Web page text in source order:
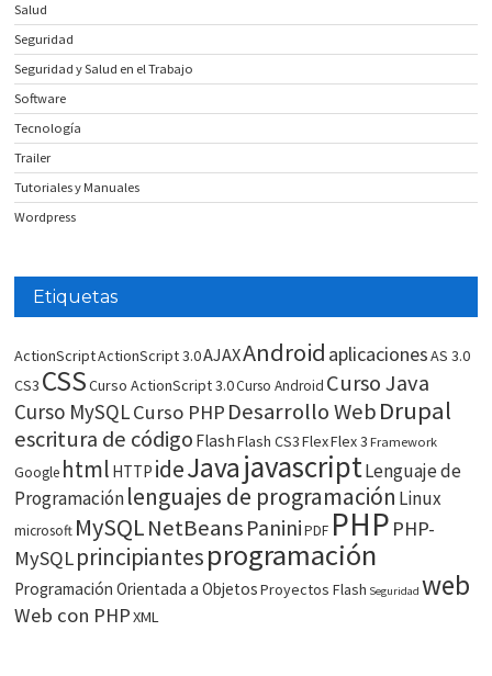
Salud
Seguridad
Seguridad y Salud en el Trabajo
Software
Tecnología
Trailer
Tutoriales y Manuales
Wordpress
Etiquetas
ActionScriptActionScript 3.0AJAXAndroid aplicacionesAS 3.0
CS3 CSSCurso ActionScript 3.0Curso Android Curso Java
Curso MySQLCurso PHP Desarrollo WebDrupal
escritura de código FlashFlash CS3FlexFlex 3 Framework
Google html HTTP ideJavajavascriptLenguaje de
Programaciónlenguajes de programación Linux
microsoft MySQLNetBeans Panini PDF PHP PHP-
MySQLprincipiantesprogramación
Programación Orientada a ObjetosProyectos Flash Seguridad web
Web con PHPXML